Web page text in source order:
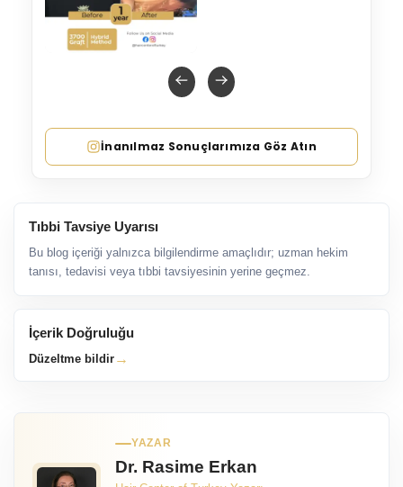
İnanılmaz Sonuçlarımıza Göz Atın
Tıbbi Tavsiye Uyarısı
Bu blog içeriği yalnızca bilgilendirme amaçlıdır; uzman hekim
tanısı, tedavisi veya tıbbi tavsiyesinin yerine geçmez.
İçerik Doğruluğu
Düzeltme bildir →
YAZAR
Dr. Rasime Erkan